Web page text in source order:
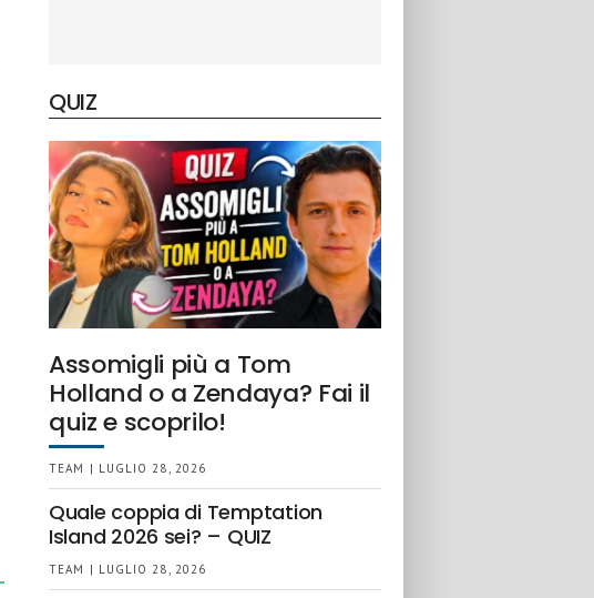
QUIZ
Assomigli più a Tom
Holland o a Zendaya? Fai il
quiz e scoprilo!
TEAM | LUGLIO 28, 2026
Quale coppia di Temptation
Island 2026 sei? – QUIZ
TEAM | LUGLIO 28, 2026